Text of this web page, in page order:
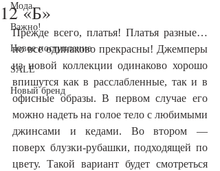
Мода
Важно!
Новое поступление
SALE
Новый бренд
12 «Б»
Прежде всего, платья! Платья разные…
но все одинаково прекрасны! Джемперы
из новой коллекции одинаково хорошо
впишутся как в расслабленные, так и в
офисные образы. В первом случае его
можно надеть на голое тело с любимыми
джинсами и кедами. Во втором —
поверх блузки-рубашки, подходящей по
цвету. Такой вариант будет смотреться